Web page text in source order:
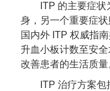
ITP 的主要症
身，另一个重要症
国内外 ITP 权威指
升血小板计数至安
改善患者的生活质量
ITP 治疗方案包